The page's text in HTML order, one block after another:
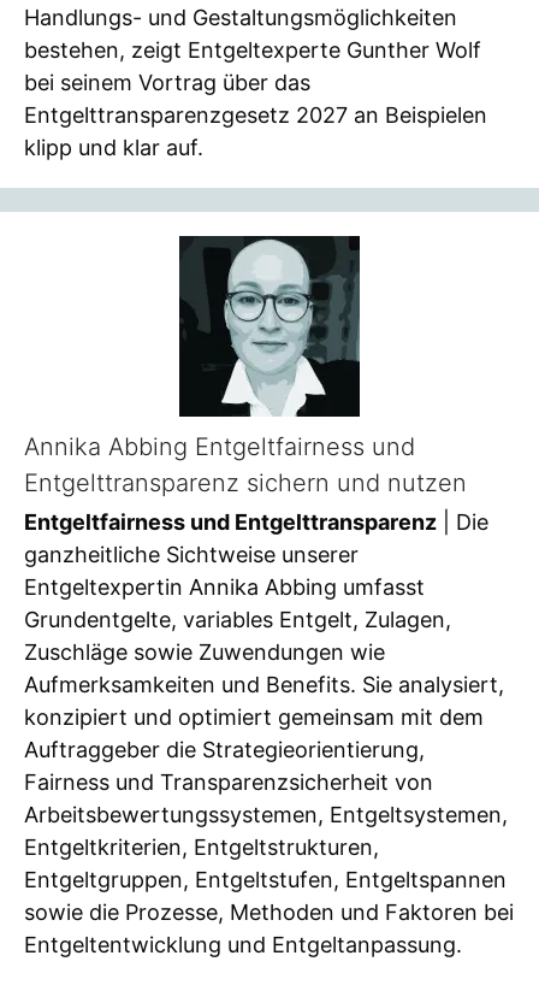
Handlungs- und Gestaltungsmöglichkeiten
bestehen, zeigt Entgeltexperte Gunther Wolf
bei seinem Vortrag über das
Entgelttransparenzgesetz 2027 an Beispielen
klipp und klar auf.
Annika Abbing Entgeltfairness und
Entgelttransparenz sichern und nutzen
Entgeltfairness und Entgelttransparenz | Die
ganzheitliche Sichtweise unserer
Entgeltexpertin Annika Abbing umfasst
Grundentgelte, variables Entgelt, Zulagen,
Zuschläge sowie Zuwendungen wie
Aufmerksamkeiten und Benefits. Sie analysiert,
konzipiert und optimiert gemeinsam mit dem
Auftraggeber die Strategieorientierung,
Fairness und Transparenzsicherheit von
Arbeitsbewertungssystemen, Entgeltsystemen,
Entgeltkriterien, Entgeltstrukturen,
Entgeltgruppen, Entgeltstufen, Entgeltspannen
sowie die Prozesse, Methoden und Faktoren bei
Entgeltentwicklung und Entgeltanpassung.